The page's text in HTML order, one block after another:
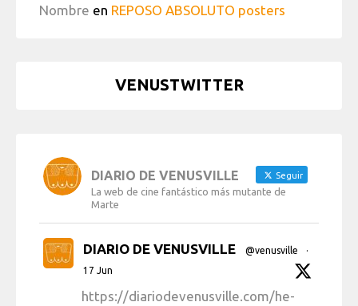
Nombre en REPOSO ABSOLUTO posters
VENUSTWITTER
DIARIO DE VENUSVILLE Seguir
La web de cine fantástico más mutante de
Marte
DIARIO DE VENUSVILLE @venusville
·
17 Jun
https://diariodevenusville.com/he-